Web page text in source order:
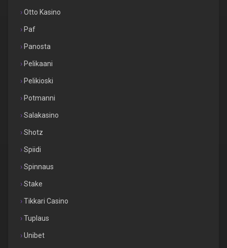
Otto Kasino
Paf
Panosta
Pelikaani
Pelikioski
Potmanni
Salakasino
Shotz
Spiidi
Spinnaus
Stake
Tikkari Casino
Tuplaus
Unibet